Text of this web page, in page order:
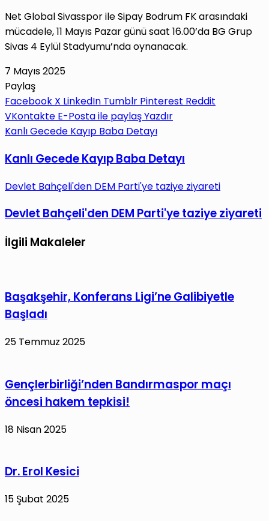
Net Global Sivasspor ile Sipay Bodrum FK arasındaki
mücadele, 11 Mayıs Pazar günü saat 16.00’da BG Grup
Sivas 4 Eylül Stadyumu’nda oynanacak.
7 Mayıs 2025
Paylaş
Facebook X LinkedIn Tumblr Pinterest Reddit
VKontakte E-Posta ile paylaşYazdır
Kanlı Gecede Kayıp Baba Detayı
Kanlı Gecede Kayıp Baba Detayı
Devlet Bahçeli'den DEM Parti'ye taziye ziyareti
Devlet Bahçeli'den DEM Parti'ye taziye ziyareti
İlgili Makaleler
Başakşehir, Konferans Ligi’ne Galibiyetle
Başladı
25 Temmuz 2025
Gençlerbirliği’nden Bandırmaspor maçı
öncesi hakem tepkisi!
18 Nisan 2025
Dr. Erol Kesici
15 Şubat 2025